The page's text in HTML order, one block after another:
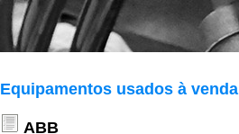
Equipamentos usados à venda
ABB